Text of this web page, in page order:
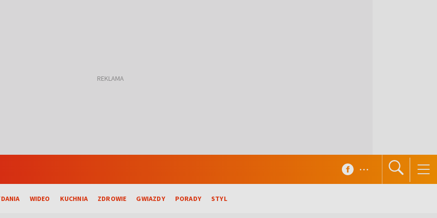
WIDEO KUCHNIA ZDROWIE GWIAZDY PORADY STYL
...